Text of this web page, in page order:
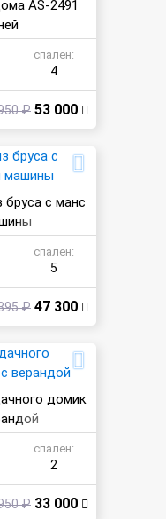
AS-2491
спален:
4
₽ 53 000
с манс
спален:
5
₽ 47 300
домик
спален:
2
₽ 33 000